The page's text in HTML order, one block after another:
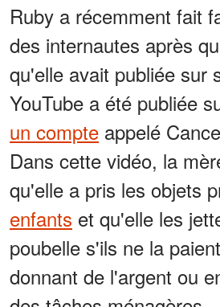
Ruby a récemment fait
des internautes après
qu'elle avait publiée sur
YouTube a été publiée
un compte appelé
Dans cette vidéo, la
qu'elle a pris les objets
enfants et qu'elle les
poubelle s'ils ne la
donnant de l'argent ou